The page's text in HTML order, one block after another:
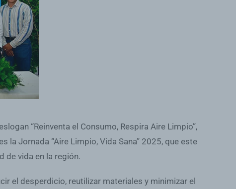
“Reinventa el Consumo, Respira Aire Limpio”,
la Jornada “Aire Limpio, Vida Sana” 2025, que este
de vida en la región.
el desperdicio, reutilizar materiales y minimizar el